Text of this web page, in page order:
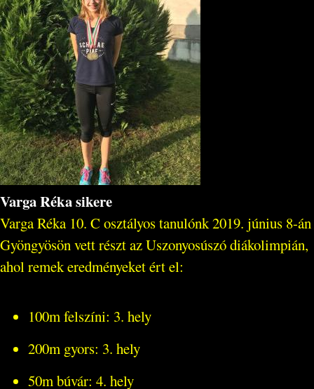
Varga Réka sikere
Varga Réka 10. C osztályos tanulónk 2019. június 8-án
Gyöngyösön vett részt az Uszonyosúszó diákolimpián,
ahol remek eredményeket ért el:
100m felszíni: 3. hely
200m gyors: 3. hely
50m búvár: 4. hely